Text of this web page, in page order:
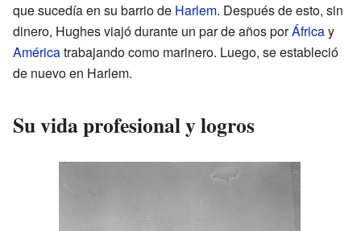
que sucedía en su barrio de Harlem. Después de esto, sin
dinero, Hughes viajó durante un par de años porÁfricay
Américatrabajando como marinero. Luego, se estableció
de nuevo en Harlem.
Su vida profesional y logros